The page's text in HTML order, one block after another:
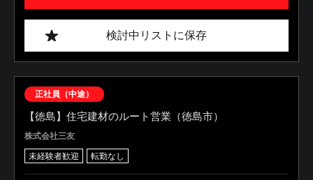
検討中リストに保存
正社員（中途）
【徳島】住宅建材のルート営業（徳島市）
株式会社三友
未経験者歓迎 転勤なし